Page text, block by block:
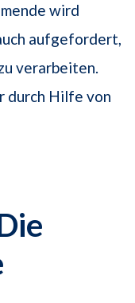
wird
aufgefordert,
verarbeiten.
durch Hilfe von